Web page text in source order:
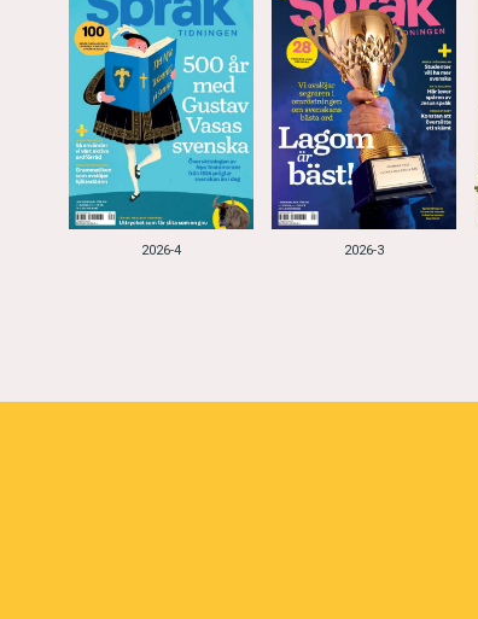
2026-4 2026-3